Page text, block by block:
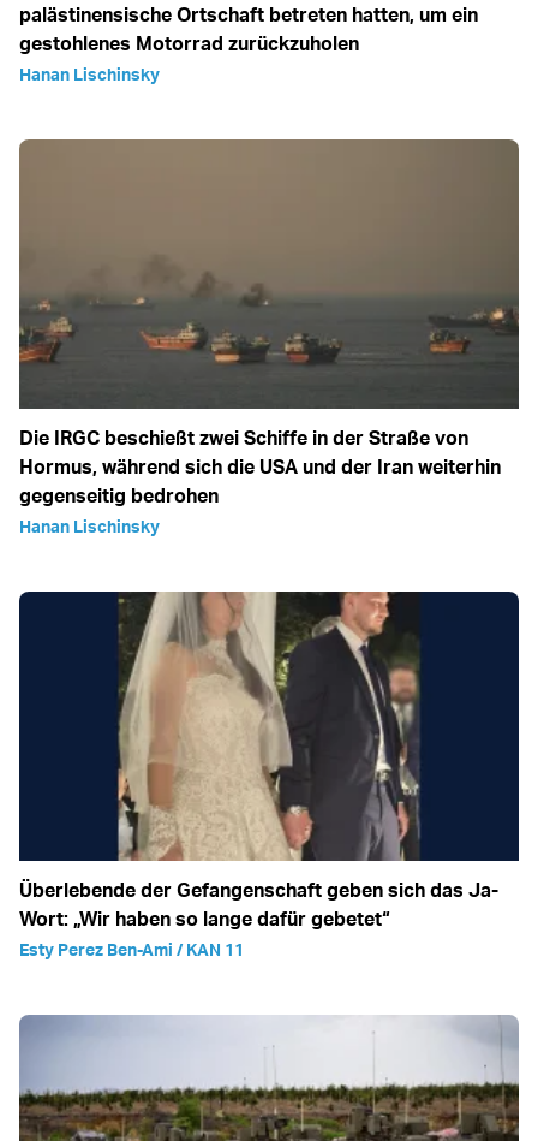
palästinensische Ortschaft betreten hatten, um ein
gestohlenes Motorrad zurückzuholen
Hanan Lischinsky
Die IRGC beschießt zwei Schiffe in der Straße von
Hormus, während sich die USA und der Iran weiterhin
gegenseitig bedrohen
Hanan Lischinsky
Überlebende der Gefangenschaft geben sich das Ja-
Wort: „Wir haben so lange dafür gebetet“
Esty Perez Ben-Ami / KAN 11